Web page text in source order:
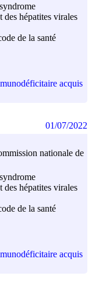
hépatites virales
de la santé
acquis
nationale de
hépatites virales
de la santé
acquis
01/07/2022